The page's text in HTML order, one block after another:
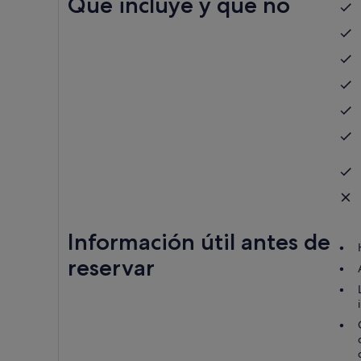
Información útil antes de
reservar